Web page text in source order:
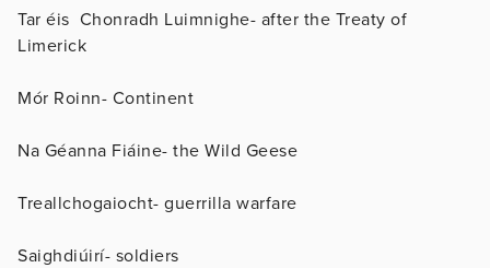
Tar éis Chonradh Luimnighe- after the Treaty of
Limerick
Mór Roinn- Continent
Na Géanna Fiáine- the Wild Geese
Treallchogaiocht- guerrilla warfare
Saighdiúirí- soldiers